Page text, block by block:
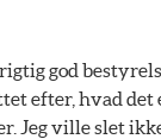
rigtig god
efter, hvad
Jeg ville slet